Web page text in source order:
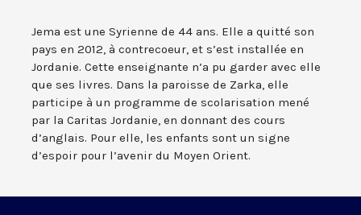
Jema est une Syrienne de 44 ans. Elle a quitté son
pays en 2012, à contrecoeur, et s’est installée en
Jordanie. Cette enseignante n’a pu garder avec elle
que ses livres. Dans la paroisse de Zarka, elle
participe à un programme de scolarisation mené
par la Caritas Jordanie, en donnant des cours
d’anglais. Pour elle, les enfants sont un signe
d’espoir pour l’avenir du Moyen Orient.